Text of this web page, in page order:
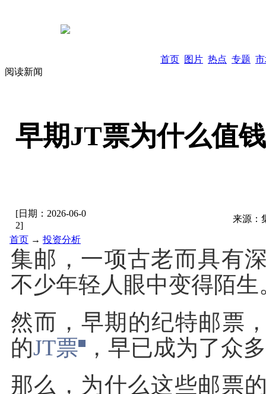
首页 图片 热点 专题
阅读新闻
早期JT票为什么值
[日期： 2026-06-0
2]
来源：
首页 → 投资分析
集邮，一项古老而具有
不少年轻人眼中变得陌生
然而，早期的纪特邮票
的JT票
，早已成为了众
那么，为什么这些邮票